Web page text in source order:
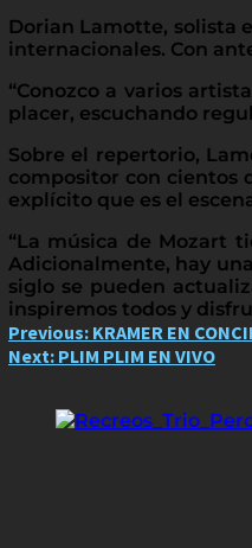
Dorian Lamotte, solista
internacionales. Con
“Conozco a varios
placer, escuchando
Sobre el repertorio,
compositor con cientos
explícito que es el
“La música de Mozart
Adicionalmente, hay
siglo se pueden
inspiremos todos y
Post
navigation
Previous: KRAMER EN
Next: PLIM PLIM EN VIVO